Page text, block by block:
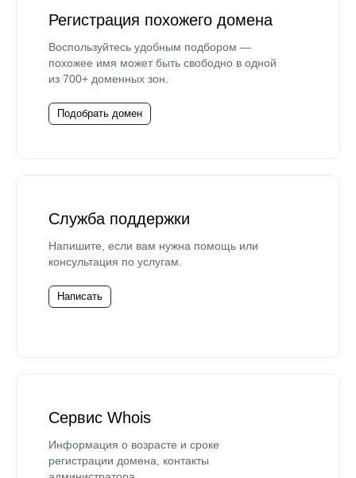
Регистрация похожего домена
Воспользуйтесь удобным подбором —
похожее имя может быть свободно в одной
из 700+ доменных зон.
Подобрать домен
Служба поддержки
Напишите, если вам нужна помощь или
консультация по услугам.
Написать
Сервис Whois
Информация о возрасте и сроке
регистрации домена, контакты